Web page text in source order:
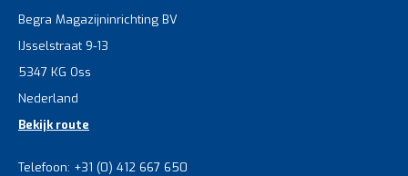
Begra Magazijninrichting BV
IJsselstraat 9-13
5347 KG Oss
Nederland
Bekijk route
Telefoon: +31 (0) 412 667 650